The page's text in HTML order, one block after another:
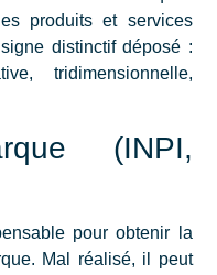
produits et services
distinctif déposé :
tridimensionnelle,
(INPI,
pour obtenir la
Mal réalisé, il peut